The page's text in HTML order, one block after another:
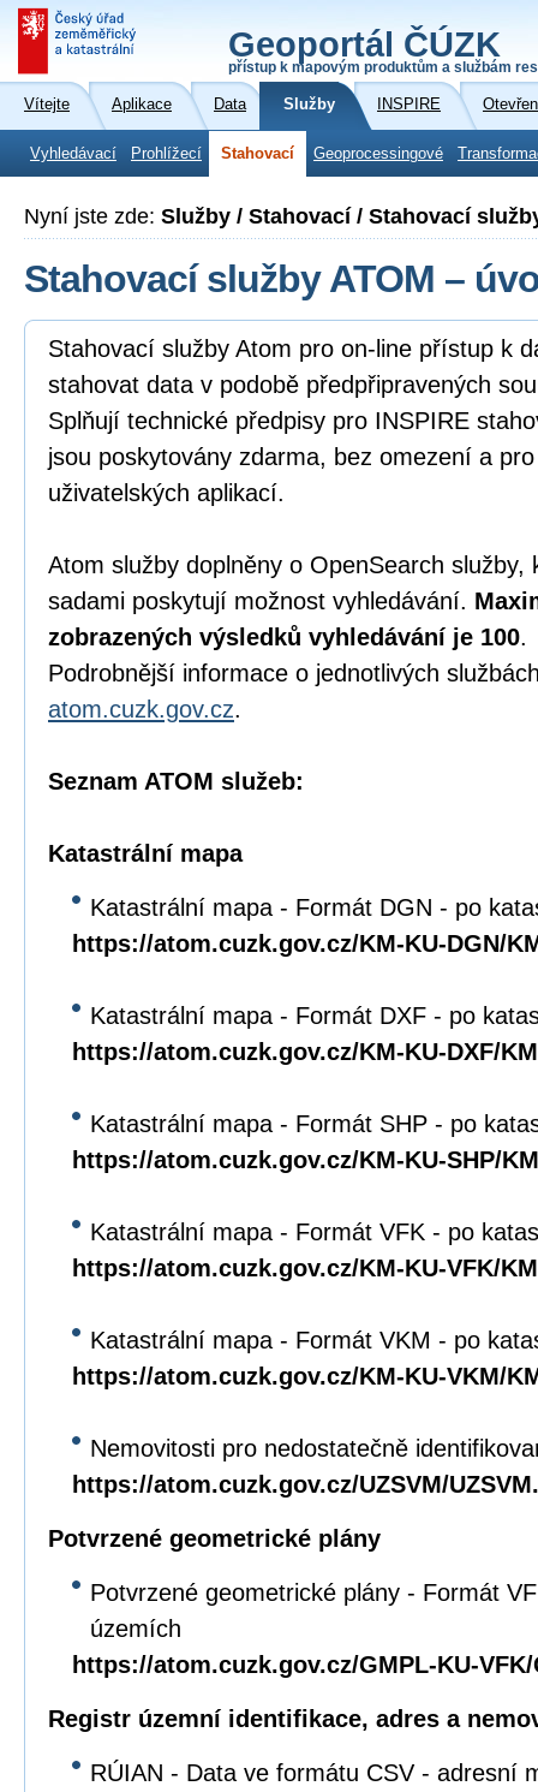
Geoportál ČÚZK
přístup k mapovým produktům a službám
Vítejte Aplikace Data Služby INSPIRE
Vyhledávací Prohlížecí Stahovací Geoprocessingové
Nyní jste zde: Služby / Stahovací / Stahovací
Stahovací služby ATOM –
Stahovací služby Atom pro on-line přístup k
stahovat data v podobě předpřipravených
Splňují technické předpisy pro INSPIRE
jsou poskytovány zdarma, bez omezení a
uživatelských aplikací.
Atom služby doplněny o OpenSearch služby,
sadami poskytují možnost vyhledávání.
zobrazených výsledků vyhledávání je 100.
Podrobnější informace o jednotlivých
atom.cuzk.gov.cz.
Seznam ATOM služeb:
Katastrální mapa
Katastrální mapa - Formát DGN - po
https://atom.cuzk.gov.cz/KM-KU-DGN/
Katastrální mapa - Formát DXF - po
https://atom.cuzk.gov.cz/KM-KU-DXF/
Katastrální mapa - Formát SHP - po
https://atom.cuzk.gov.cz/KM-KU-SHP/
Katastrální mapa - Formát VFK - po
https://atom.cuzk.gov.cz/KM-KU-VFK/
Katastrální mapa - Formát VKM - po
https://atom.cuzk.gov.cz/KM-KU-VKM/
Nemovitosti pro nedostatečně
https://atom.cuzk.gov.cz/UZSVM/
Potvrzené geometrické plány
Potvrzené geometrické plány - Formát
územích
https://atom.cuzk.gov.cz/GMPL-KU-
Registr územní identifikace, adres a
RÚIAN - Data ve formátu CSV - adresní